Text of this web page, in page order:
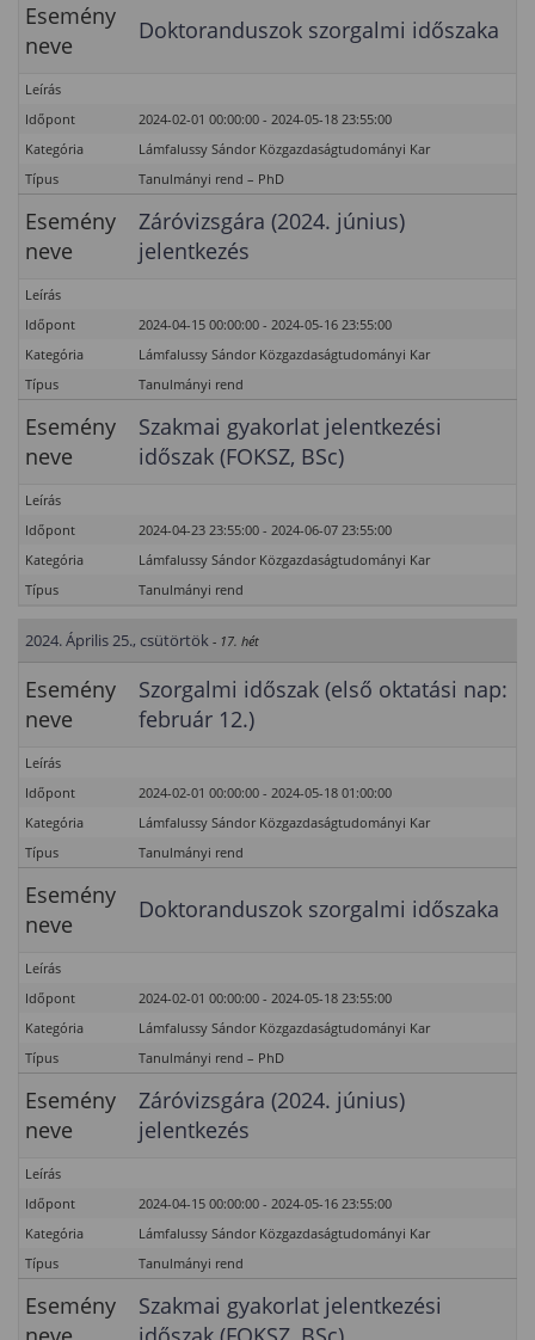
Esemény
neve
Doktoranduszok szorgalmi időszaka
Leírás
Időpont
2024-02-01 00:00:00 - 2024-05-18 23:55:00
Kategória
Lámfalussy Sándor Közgazdaságtudományi Kar
Típus
Tanulmányi rend – PhD
Esemény
neve
Záróvizsgára (2024. június)
jelentkezés
Leírás
Időpont
2024-04-15 00:00:00 - 2024-05-16 23:55:00
Kategória
Lámfalussy Sándor Közgazdaságtudományi Kar
Típus
Tanulmányi rend
Esemény
neve
Szakmai gyakorlat jelentkezési
időszak (FOKSZ, BSc)
Leírás
Időpont
2024-04-23 23:55:00 - 2024-06-07 23:55:00
Kategória
Lámfalussy Sándor Közgazdaságtudományi Kar
Típus
Tanulmányi rend
2024. Április 25., csütörtök - 17. hét
Esemény
neve
Szorgalmi időszak (első oktatási nap:
február 12.)
Leírás
Időpont
2024-02-01 00:00:00 - 2024-05-18 01:00:00
Kategória
Lámfalussy Sándor Közgazdaságtudományi Kar
Típus
Tanulmányi rend
Esemény
neve
Doktoranduszok szorgalmi időszaka
Leírás
Időpont
2024-02-01 00:00:00 - 2024-05-18 23:55:00
Kategória
Lámfalussy Sándor Közgazdaságtudományi Kar
Típus
Tanulmányi rend – PhD
Esemény
neve
Záróvizsgára (2024. június)
jelentkezés
Leírás
Időpont
2024-04-15 00:00:00 - 2024-05-16 23:55:00
Kategória
Lámfalussy Sándor Közgazdaságtudományi Kar
Típus
Tanulmányi rend
Esemény
Szakmai gyakorlat jelentkezési